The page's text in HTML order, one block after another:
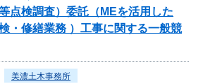
点検調査）委託（MEを活用した
・修繕業務 ）工事に関する一般競
美濃土木事務所